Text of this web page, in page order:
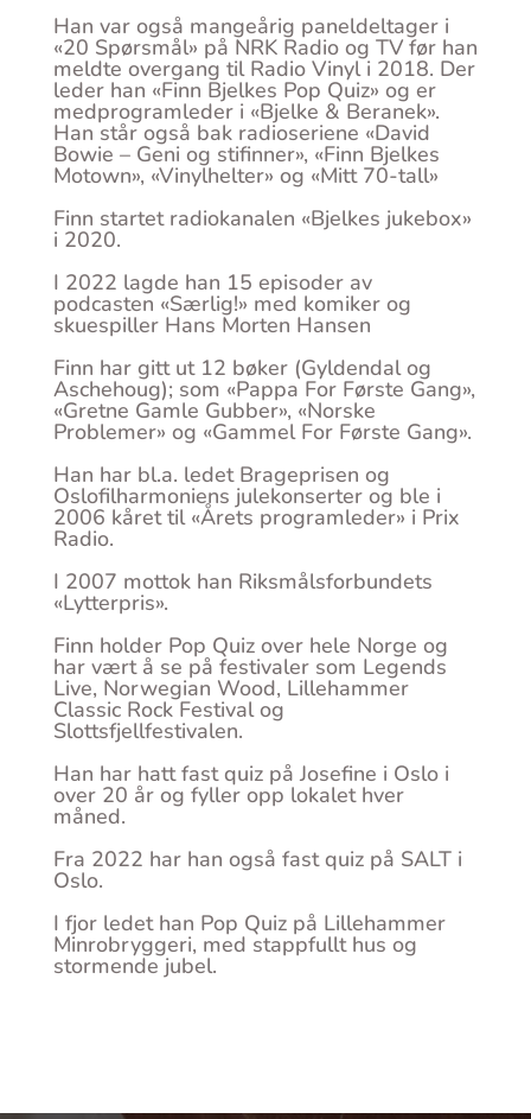
Han var også mangeårig paneldeltager i
«20 Spørsmål» på NRK Radio og TV før han
meldte overgang til Radio Vinyl i 2018. Der
leder han «Finn Bjelkes Pop Quiz» og er
medprogramleder i «Bjelke & Beranek».
Han står også bak radioseriene «David
Bowie – Geni og stifinner», «Finn Bjelkes
Motown», «Vinylhelter» og «Mitt 70-tall»
Finn startet radiokanalen «Bjelkes jukebox»
i 2020.
I 2022 lagde han 15 episoder av
podcasten «Særlig!» med komiker og
skuespiller Hans Morten Hansen
Finn har gitt ut 12 bøker (Gyldendal og
Aschehoug); som «Pappa For Første Gang»,
«Gretne Gamle Gubber», «Norske
Problemer» og «Gammel For Første Gang».
Han har bl.a. ledet Brageprisen og
Oslofilharmoniens julekonserter og ble i
2006 kåret til «Årets programleder» i Prix
Radio.
I 2007 mottok han Riksmålsforbundets
«Lytterpris».
Finn holder Pop Quiz over hele Norge og
har vært å se på festivaler som Legends
Live, Norwegian Wood, Lillehammer
Classic Rock Festival og
Slottsfjellfestivalen.
Han har hatt fast quiz på Josefine i Oslo i
over 20 år og fyller opp lokalet hver
måned.
Fra 2022 har han også fast quiz på SALT i
Oslo.
I fjor ledet han Pop Quiz på Lillehammer
Minrobryggeri, med stappfullt hus og
stormende jubel.